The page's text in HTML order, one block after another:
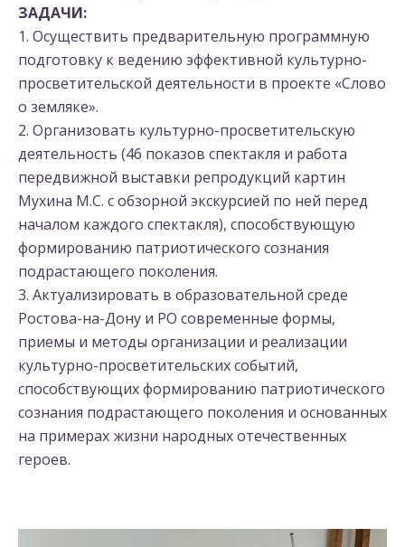
ЗАДАЧИ:
1. Осуществить предварительную программную
подготовку к ведению эффективной культурно-
просветительской деятельности в проекте «Слово
о земляке».
2. Организовать культурно-просветительскую
деятельность (46 показов спектакля и работа
передвижной выставки репродукций картин
Мухина М.С. с обзорной экскурсией по ней перед
началом каждого спектакля), способствующую
формированию патриотического сознания
подрастающего поколения.
3. Актуализировать в образовательной среде
Ростова-на-Дону и РО современные формы,
приемы и методы организации и реализации
культурно-просветительских событий,
способствующих формированию патриотического
сознания подрастающего поколения и основанных
на примерах жизни народных отечественных
героев.